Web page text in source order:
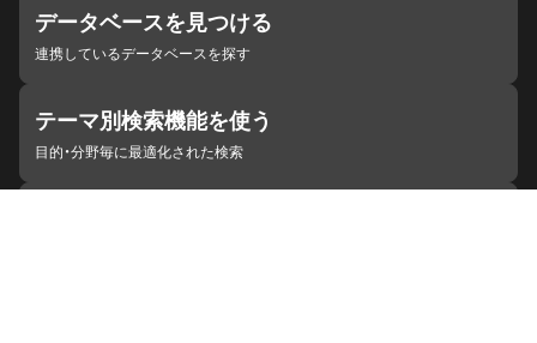
データベースを見つける
連携しているデータベースを探す
テーマ別検索機能を使う
目的・分野毎に最適化された検索